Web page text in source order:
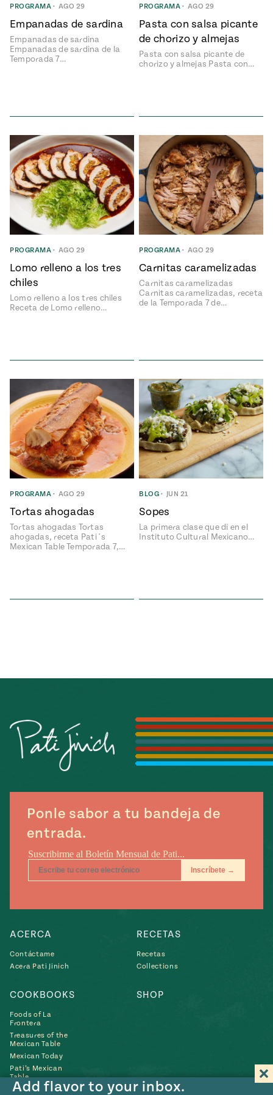
Add flavor to your inbox.
of Real
PROGRAMA • AGO 29
Empanadas de sardina
Empanadas de sardina
Empanadas de sardina de la
Temporada 7…
PROGRAMA • AGO 29
Pasta con salsa picante
de chorizo y almejas
Pasta con salsa picante de
chorizo y almejas Pasta con…
PROGRAMA • AGO 29
Lomo relleno a los tres
chiles
Lomo relleno a los tres chiles
Receta de Lomo relleno…
PROGRAMA • AGO 29
Carnitas caramelizadas
Carnitas caramelizadas
Carnitas caramelizadas, receta
de la Temporada 7 de…
PROGRAMA • AGO 29
Tortas ahogadas
Tortas ahogadas Tortas
ahogadas, receta Pati´s
Mexican Table Temporada 7,…
BLOG • JUN 21
Sopes
La primera clase que di en el
Instituto Cultural Mexicano…
Ponle sabor a tu bandeja de
entrada.
ACERCA
Contáctame
Acera Pati Jinich
RECETAS
Recetas
Collections
COOKBOOKS
Foods of La
Frontera
Treasures of the
Mexican Table
Mexican Today
Pati’s Mexican
Table
SHOP